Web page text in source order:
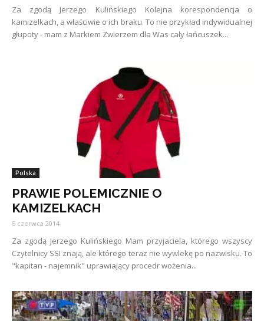
Za zgodą Jerzego Kulińskiego Kolejna korespondencja o
kamizelkach, a właściwie o ich braku. To nie przykład indywidualnej
głupoty - mam z Markiem Zwierzem dla Was cały łańcuszek...
Polska
PRAWIE POLEMICZNIE O
KAMIZELKACH
5 czerwca 2014
Za zgodą Jerzego Kulińskiego Mam przyjaciela, którego wszyscy
Czytelnicy SSI znają, ale którego teraz nie wywlekę po nazwisku. To
"kapitan - najemnik" uprawiający procedr wożenia...